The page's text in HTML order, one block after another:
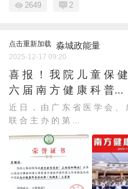
2649 2
点击重新加载 淼城政能量
2025-12-17 09:20
喜 报 ！ 我 院 儿 童 保
六 届 南 方 健 康 科 普...
近 日 ， 由 广 东 省 医 学 会 、
联 合 主 办 的 第 ...